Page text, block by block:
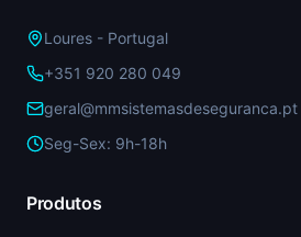
Loures - Portugal
+351 920 280 049
geral@mmsistemasdeseguranca.pt
Seg-Sex: 9h-18h
Produtos